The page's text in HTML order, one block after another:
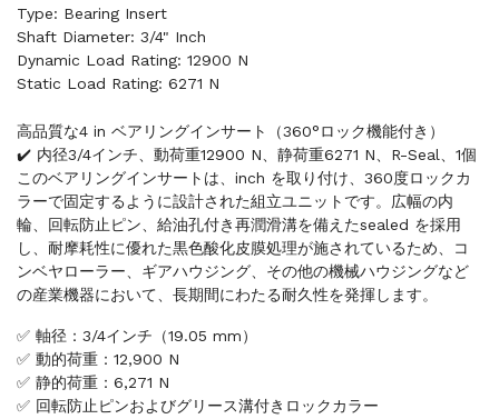
Type: Bearing Insert
Shaft Diameter: 3/4" Inch
Dynamic Load Rating: 12900 N
Static Load Rating: 6271 N
高品質な4 in ベアリングインサート（360°ロック機能付き）
✔️ 内径3/4インチ、動荷重12900 N、静荷重6271 N、R-Seal、1個
このベアリングインサートは、inch を取り付け、360度ロックカ
ラーで固定するように設計された組立ユニットです。広幅の内
輪、回転防止ピン、給油孔付き再潤滑溝を備えたsealed を採用
し、耐摩耗性に優れた黒色酸化皮膜処理が施されているため、コ
ンベヤローラー、ギアハウジング、その他の機械ハウジングなど
の産業機器において、長期間にわたる耐久性を発揮します。
✅ 軸径：3/4インチ（19.05 mm）
✅ 動的荷重：12,900 N
✅ 静的荷重：6,271 N
✅ 回転防止ピンおよびグリース溝付きロックカラー